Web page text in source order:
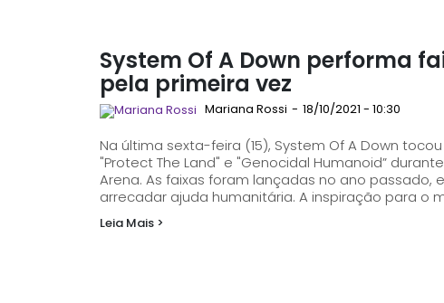
System Of A Down performa
pela primeira vez
Mariana Rossi - 18/10/2021 - 10:30
Na última sexta-feira (15), System Of A Down
"Protect The Land" e "Genocidal Humanoid”
Arena. As faixas foram lançadas no ano passado, em 6 de novembro, com o objetivo de
arrecadar ajuda humanitária. A inspiração para o
Leia Mais >